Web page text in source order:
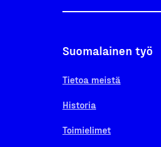
Suomalainen työ
Tietoa meistä
Historia
Toimielimet